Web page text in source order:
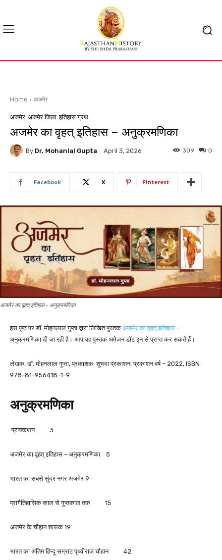
Home अजमेर
अजमेर अजमेर जिला इतिहास ग्रंथ
अजमेर का वृहत् इतिहास – अनुक्रमणिका
By Dr. Mohanlal Gupta April 3, 2026 0
309
Facebook X Pinterest
अजमेर का वृहत् इतिहास - अनुक्रमणिका
इस पृष्ठ पर डॉ. मोहनलाल गुप्ता द्वारा लिखित पुस्तक अजमेर का वृहत् इतिहास –
अनुक्रमणिका दी जा रही है। आप यह पुस्तक अमेजन डॉट इन से प्राप्त कर सकते हैं।
लेखक: डॉ. मोहनलाल गुप्ता, प्रकाशक: शुभदा प्रकाशन, प्रकाशन वर्ष – 2022, ISBN :
978-81-956418-1-9
अनुक्रमणिका
प्राक्कथन 3
अजमेर का वृहत् इतिहास – अनुक्रमणिका 5
भारत का सबसे सुंदर नगर अजमेर 9
प्रागैतिहासिक काल से गुप्तकाल तक 15
अजमेर के चौहान शासक 19
भारत का अंतिम हिन्दू सम्राट पृथ्वीराज चौहान 42